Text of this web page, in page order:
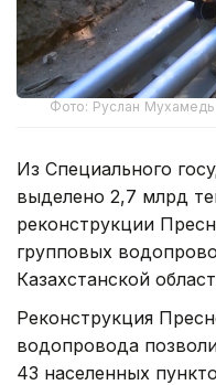
Фото: Руслан
Из Специального
выделено 2,7 млрд
реконструкции
групповых
Казахстанской
Реконструкция
водопровода
43 населенных